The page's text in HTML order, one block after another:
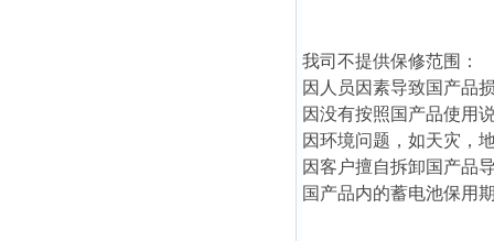
我司不提供保修范围：
因人员因素导致国产品
因没有按照国产品使用
因环境问题，如天灾，
因客户擅自拆卸国产品
国产品内的蓄电池保用